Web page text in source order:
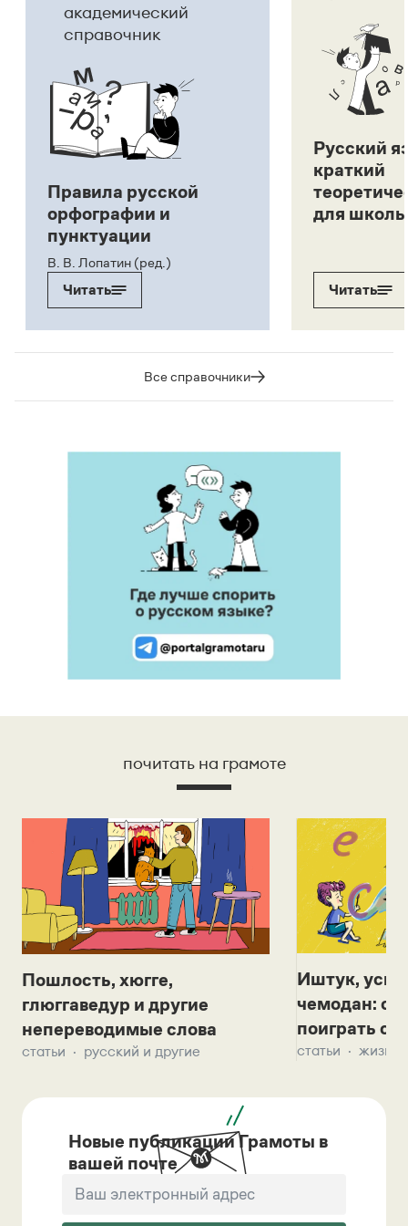
академический
справочник
Правила русской
орфографии и
пунктуации
В. В. Лопатин (ред.)
Читать
Русский
краткий
для
Читать
Все справочники
почитать на грамоте
Пошлость, хюгге,
глюггаведур и другие
непереводимые слова
статьи русский и другие
Иштук,
чемодан:
поиграть с
статьи жизнь
Новые публикации Грамоты в
вашей почте